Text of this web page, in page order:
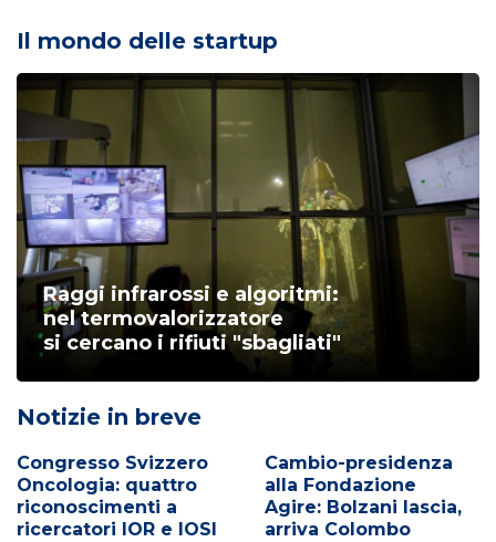
Il mondo delle startup
Raggi infrarossi e algoritmi:
nel termovalorizzatore
si cercano i rifiuti "sbagliati"
Notizie in breve
Congresso Svizzero
Oncologia: quattro
riconoscimenti a
ricercatori IOR e IOSI
Cambio-presidenza
alla Fondazione
Agire: Bolzani lascia,
arriva Colombo